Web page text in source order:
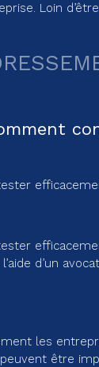
Loin
d’un
les
être